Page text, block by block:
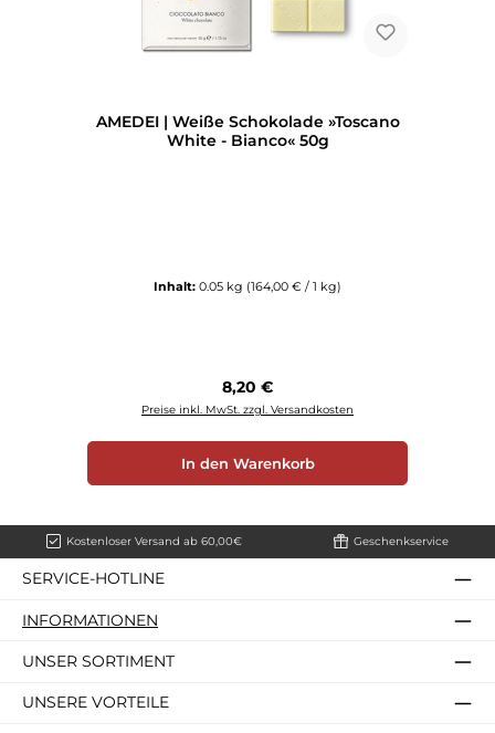
AMEDEI | Weiße Schokolade »Toscano
White - Bianco« 50g
Inhalt: 0.05 kg (164,00 € / 1 kg)
Regulärer Preis:
8,20 €
Preise inkl. MwSt. zzgl. Versandkosten
In den Warenkorb
Kostenloser Versand ab 60,00€ Geschenkservice
SERVICE-HOTLINE
INFORMATIONEN
UNSER SORTIMENT
UNSERE VORTEILE